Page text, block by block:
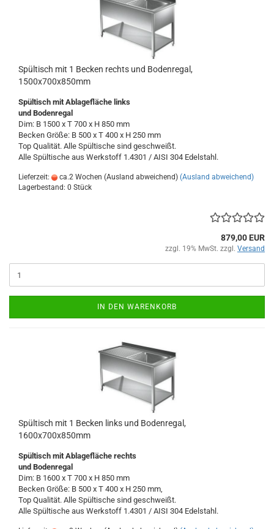
Spültisch mit 1 Becken rechts und Bodenregal,
1500x700x850mm
Spültisch mit Ablagefläche links
und Bodenregal
Dim: B 1500 x T 700 x H 850 mm
Becken Größe: B 500 x T 400 x H 250 mm
Top Qualität. Alle Spültische sind geschweißt.
Alle Spültische aus Werkstoff 1.4301 / AISI 304 Edelstahl.
Lieferzeit: ca.2 Wochen (Ausland abweichend) (Ausland abweichend)
Lagerbestand: 0 Stück
879,00 EUR
zzgl. 19% MwSt. zzgl. Versand
IN DEN WARENKORB
Spültisch mit 1 Becken links und Bodenregal,
1600x700x850mm
Spültisch mit Ablagefläche rechts
und Bodenregal
Dim: B 1600 x T 700 x H 850 mm
Becken Größe: B 500 x T 400 x H 250 mm,
Top Qualität. Alle Spültische sind geschweißt.
Alle Spültische aus Werkstoff 1.4301 / AISI 304 Edelstahl.